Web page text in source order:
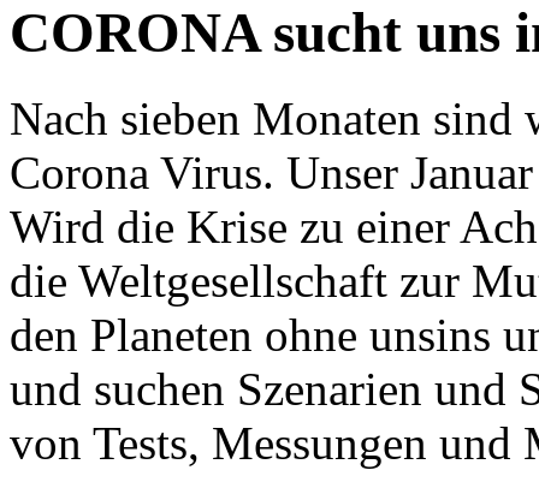
CORONA sucht uns
Nach sieben Monaten
Corona Virus. Unser
Wird die Krise zu einer
die Weltgesellschaft zur
den Planeten ohne unsins
und suchen Szenarien und
von Tests, Messungen und